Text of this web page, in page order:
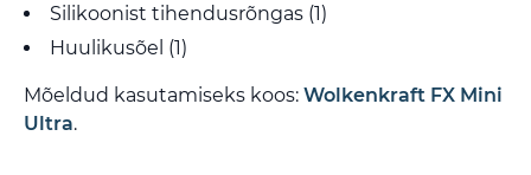
Silikoonist tihendusrõngas (1)
Huulikusõel (1)
Mõeldud kasutamiseks koos: Wolkenkraft FX Mini
Ultra.